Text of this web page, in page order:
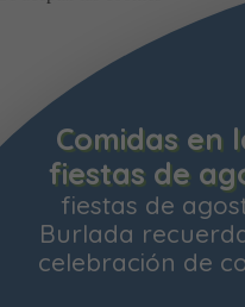
TerritorialYa
solicitar la
Contribución
ejercicio. Las